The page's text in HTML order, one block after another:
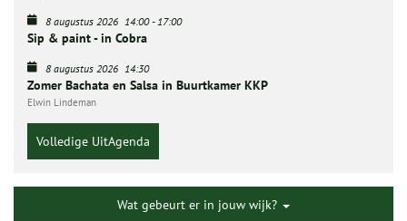
8 augustus 2026 14:00-17:00
Sip & paint - in Cobra
8 augustus 2026 14:30
Zomer Bachata en Salsa in Buurtkamer KKP
Elwin Lindeman
Volledige UitAgenda
Wat gebeurt er in jouw wijk?